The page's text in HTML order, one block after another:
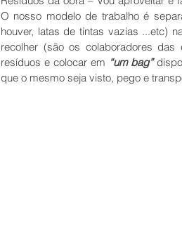
O nosso modelo de trabalho é
houver, latas de tintas vazias ...etc)
recolher (são os colaboradores
resíduos e colocar em “um bag”
que o mesmo seja visto, pego e